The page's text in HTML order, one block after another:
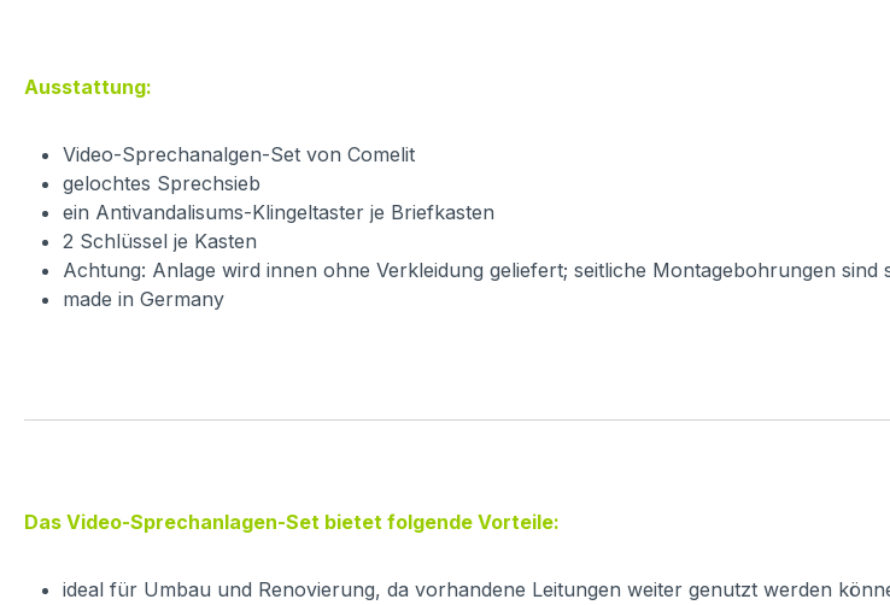
Ausstattung:
Video-Sprechanalgen-Set von Comelit
gelochtes Sprechsieb
ein Antivandalisums-Klingeltaster je Briefkasten
2 Schlüssel je Kasten
Achtung: Anlage wird innen ohne Verkleidung geliefert; seitliche Montagebohrungen
made in Germany
Das Video-Sprechanlagen-Set bietet folgende Vorteile:
ideal für Umbau und Renovierung, da vorhandene Leitungen weiter genutzt werden